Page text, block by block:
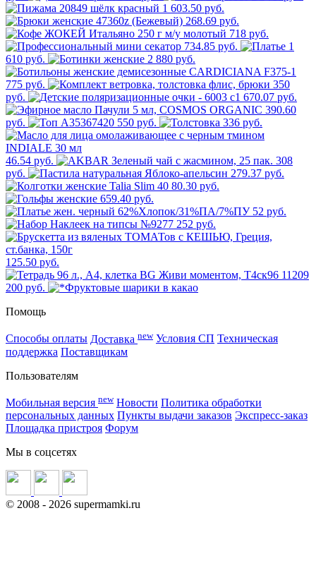
1 603.50 руб.
268.69 руб.
718 руб.
734.85 руб.
1
610 руб.
2 880 руб.
775 руб.
350
руб.
670.07 руб.
390.60
руб.
550 руб. 336 руб.
46.54 руб.
308
руб.
279.37 руб.
80.30 руб.
659.40 руб.
52 руб.
252 руб.
125.50 руб.
200 руб.
Помощь
Способы оплаты Доставка new Условия СП Техническая
поддержка Поставщикам
Пользователям
Мобильная версия new Новости Политика обработки
персональных данных Пункты выдачи заказов Экспресс-заказ
Площадка пристроя Форум
Мы в соцсетях
© 2008 - 2026 supermamki.ru